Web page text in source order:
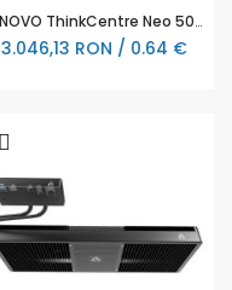
LENOVO ThinkCentre Neo 50s G5 Intel Core i5-14400 16GB DDR5 512GB M.2 UMA Slim DVD - 12XD008CBL
3.046,13 RON / 0.64 €